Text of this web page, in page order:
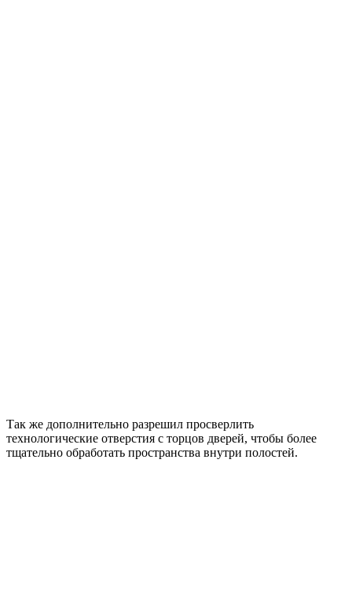
Так же дополнительно разрешил просверлить
технологические отверстия с торцов дверей, чтобы более
тщательно обработать пространства внутри полостей.